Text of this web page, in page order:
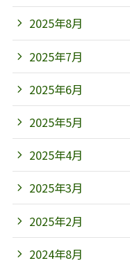
2025年8月
2025年7月
2025年6月
2025年5月
2025年4月
2025年3月
2025年2月
2024年8月